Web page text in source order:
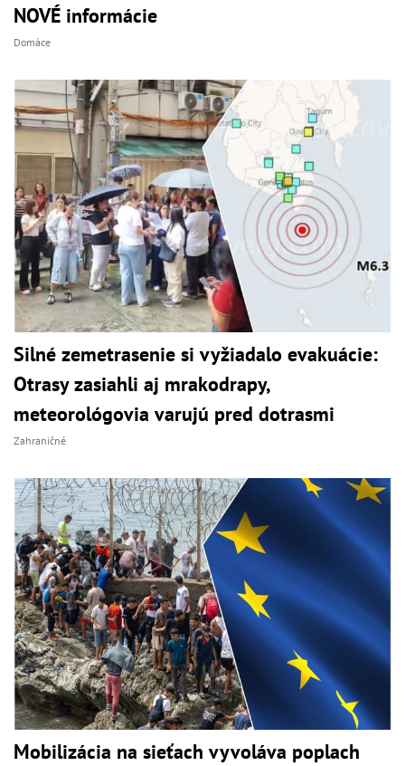
NOVÉ informácie
Domáce
Silné zemetrasenie si vyžiadalo evakuácie:
Otrasy zasiahli aj mrakodrapy,
meteorológovia varujú pred dotrasmi
Zahraničné
Mobilizácia na sieťach vyvoláva poplach